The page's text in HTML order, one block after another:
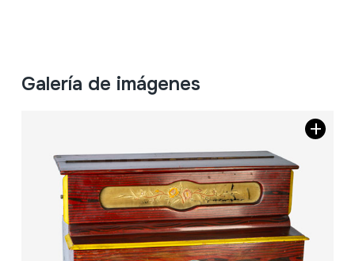
Galería de imágenes